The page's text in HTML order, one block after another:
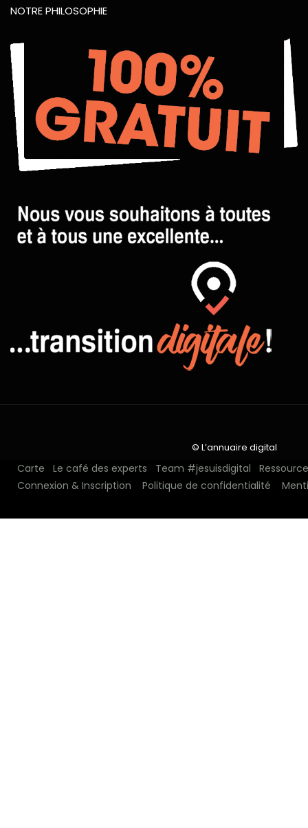
NOTRE PHILOSOPHIE
Carte Le café des experts Team #jesuisdigital
Connexion & Inscription
Politique de confidentialité
© L’annuaire digital